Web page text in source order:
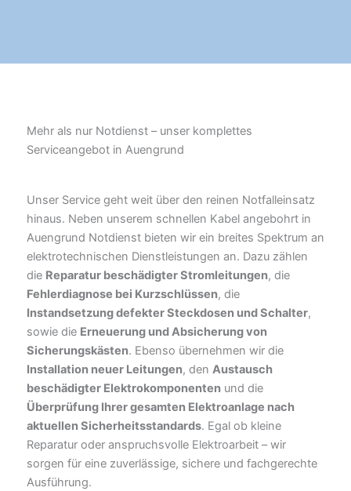
Mehr als nur Notdienst – unser komplettes
Serviceangebot in Auengrund
Unser Service geht weit über den reinen Notfalleinsatz
hinaus. Neben unserem schnellen Kabel angebohrt in
Auengrund Notdienst bieten wir ein breites Spektrum an
elektrotechnischen Dienstleistungen an. Dazu zählen
die Reparatur beschädigter Stromleitungen, die
Fehlerdiagnose bei Kurzschlüssen, die
Instandsetzung defekter Steckdosen und Schalter,
sowie die Erneuerung und Absicherung von
Sicherungskästen. Ebenso übernehmen wir die
Installation neuer Leitungen, den Austausch
beschädigter Elektrokomponenten und die
Überprüfung Ihrer gesamten Elektroanlage nach
aktuellen Sicherheitsstandards. Egal ob kleine
Reparatur oder anspruchsvolle Elektroarbeit – wir
sorgen für eine zuverlässige, sichere und fachgerechte
Ausführung.